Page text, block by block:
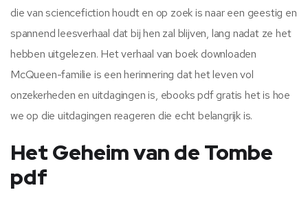
die van sciencefiction houdt en op zoek is naar een geestig en
spannend leesverhaal dat bij hen zal blijven, lang nadat ze het
hebben uitgelezen. Het verhaal van boek downloaden
McQueen-familie is een herinnering dat het leven vol
onzekerheden en uitdagingen is, ebooks pdf gratis het is hoe
we op die uitdagingen reageren die echt belangrijk is.
Het Geheim van de Tombe
pdf